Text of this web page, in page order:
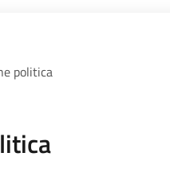
politica